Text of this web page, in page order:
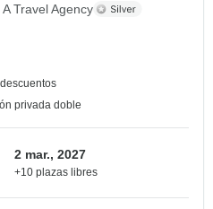
A Travel Agency
privada doble
2 mar., 2027
+10 plazas libres